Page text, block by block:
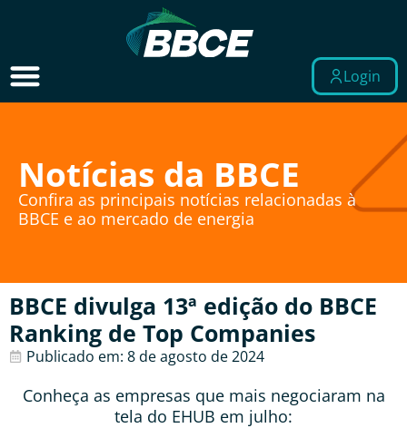
Login
Notícias da BBCE
Confira as principais notícias relacionadas à
BBCE e ao mercado de energia
BBCE divulga 13ª edição do BBCE
Ranking de Top Companies
Publicado em: 8 de agosto de 2024
Conheça as empresas que mais negociaram na
tela do EHUB em julho: